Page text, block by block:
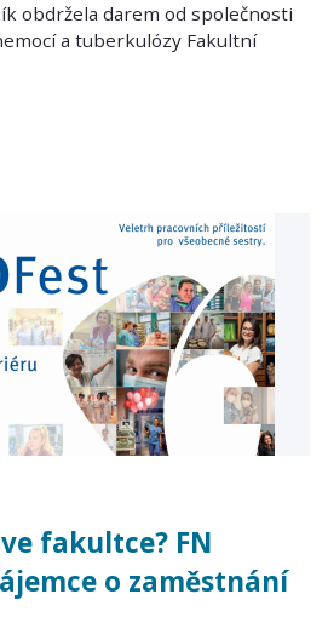
obdržela darem od společnosti
a tuberkulózy Fakultní
fakultce? FN
o zaměstnání